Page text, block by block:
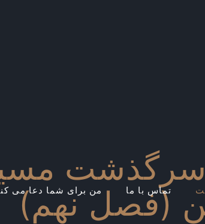
تماس با ما من برای شما دعا می
سرگذشت
(فصل نهم)